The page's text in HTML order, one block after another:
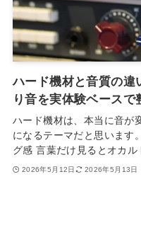
ハード機材と音質の違
り音を実体験ベースで
ハード機材は、本当に音が
になるテーマだと思います
グ感 言葉だけ見るとオカル
2026年5月12日 2026年5月13日